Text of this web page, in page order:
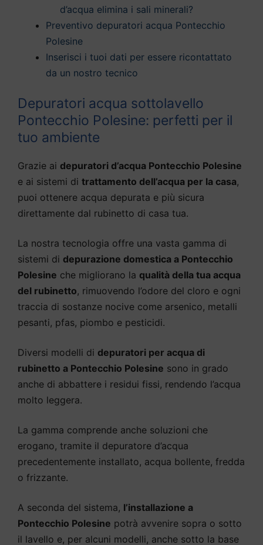
d’acqua elimina i sali minerali?
Preventivo depuratori acqua Pontecchio
Polesine
Inserisci i tuoi dati per essere ricontattato
da un nostro tecnico
Depuratori acqua sottolavello
Pontecchio Polesine: perfetti per il
tuo ambiente
Grazie ai depuratori d’acqua Pontecchio Polesine
e ai sistemi di trattamento dell’acqua per la casa,
puoi ottenere acqua depurata e più sicura
direttamente dal rubinetto di casa tua.
La nostra tecnologia offre una vasta gamma di
sistemi di depurazione domestica a Pontecchio
Polesine che migliorano la qualità della tua acqua
del rubinetto, rimuovendo l’odore del cloro e ogni
traccia di sostanze nocive come arsenico, metalli
pesanti, pfas, piombo e pesticidi.
Diversi modelli di depuratori per acqua di
rubinetto a Pontecchio Polesine sono in grado
anche di abbattere i residui fissi, rendendo l’acqua
molto leggera.
La gamma comprende anche soluzioni che
erogano, tramite il depuratore d’acqua
precedentemente installato, acqua bollente, fredda
o frizzante.
A seconda del sistema, l’installazione a
Pontecchio Polesine potrà avvenire sopra o sotto
il lavello e, per alcuni modelli, anche sotto la base